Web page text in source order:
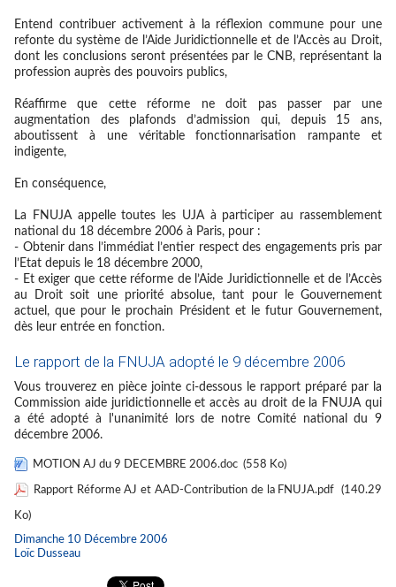
Entend contribuer activement à la réflexion commune pour une
refonte du système de l’Aide Juridictionnelle et de l’Accès au Droit,
dont les conclusions seront présentées par le CNB, représentant la
profession auprès des pouvoirs publics,
Réaffirme que cette réforme ne doit pas passer par une
augmentation des plafonds d’admission qui, depuis 15 ans,
aboutissent à une véritable fonctionnarisation rampante et
indigente,
En conséquence,
La FNUJA appelle toutes les UJA à participer au rassemblement
national du 18 décembre 2006 à Paris, pour :
- Obtenir dans l’immédiat l’entier respect des engagements pris par
l’Etat depuis le 18 décembre 2000,
- Et exiger que cette réforme de l’Aide Juridictionnelle et de l’Accès
au Droit soit une priorité absolue, tant pour le Gouvernement
actuel, que pour le prochain Président et le futur Gouvernement,
dès leur entrée en fonction.
Le rapport de la FNUJA adopté le 9 décembre 2006
Vous trouverez en pièce jointe ci-dessous le rapport préparé par la
Commission aide juridictionnelle et accès au droit de la FNUJA qui
a été adopté à l'unanimité lors de notre Comité national du 9
décembre 2006.
MOTION AJ du 9 DECEMBRE 2006.doc (558 Ko)
Rapport Réforme AJ et AAD-Contribution de la FNUJA.pdf (140.29
Ko)
Dimanche 10 Décembre 2006
Loïc Dusseau